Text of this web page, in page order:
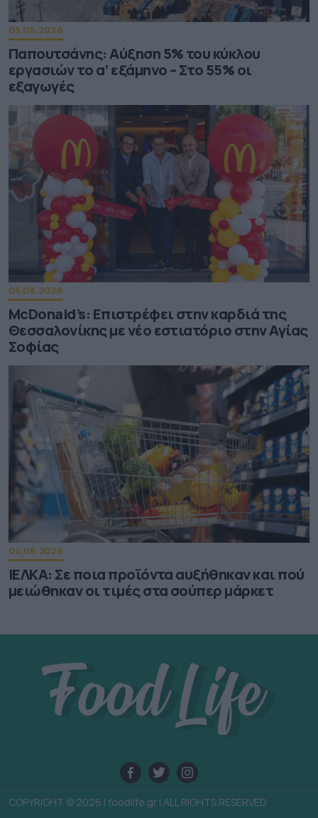
05.08.2026
Παπουτσάνης: Αύξηση 5% του κύκλου
εργασιών το α’ εξάμηνο – Στο 55% οι
εξαγωγές
05.08.2026
McDonald’s: Επιστρέφει στην καρδιά της
Θεσσαλονίκης με νέο εστιατόριο στην Αγίας
Σοφίας
04.08.2026
ΙΕΛΚΑ: Σε ποια προϊόντα αυξήθηκαν και πού
μειώθηκαν οι τιμές στα σούπερ μάρκετ
COPYRIGHT © 2026 | foodlife.gr | ALL RIGHTS RESERVED